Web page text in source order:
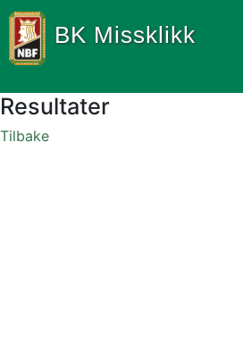
BK Missklikk
Resultater
Tilbake